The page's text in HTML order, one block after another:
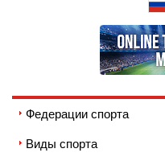
Федерации спорта
Виды спорта